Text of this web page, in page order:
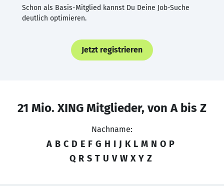
Schon als Basis-Mitglied kannst Du Deine Job-Suche
deutlich optimieren.
Jetzt registrieren
21 Mio. XING Mitglieder, von A bis Z
Nachname:
A B C D E F G H I J K L M N O P
Q R S T U V W X Y Z